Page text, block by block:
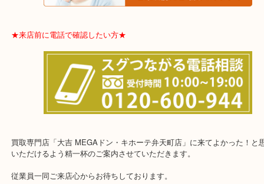
★お客様からよくいただくご質問集★